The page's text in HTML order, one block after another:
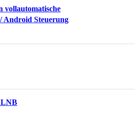
vollautomatische
Android Steuerung
LNB